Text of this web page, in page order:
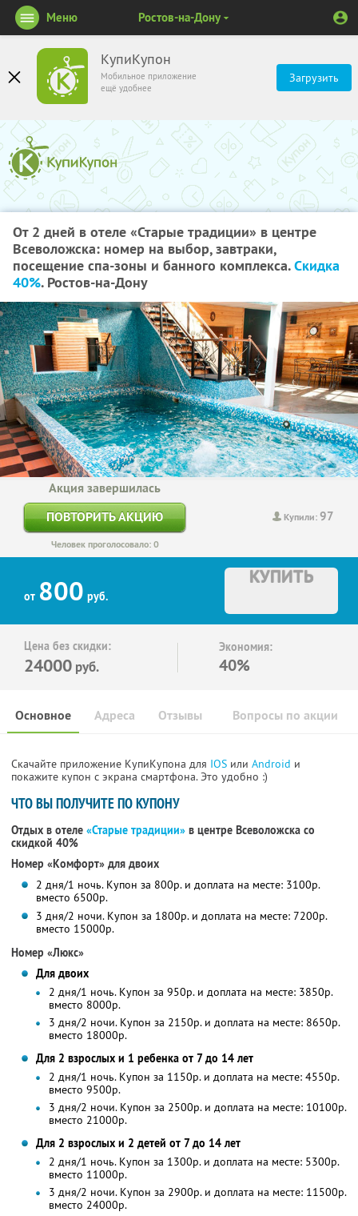
КупиКупон
Мобильное приложение
ещё удобнее
Загрузить
Меню Ростов-на-Дону
От 2 дней в отеле «Старые традиции» в центре
Всеволожска: номер на выбор, завтраки,
посещение спа-зоны и банного комплекса.Скидка
40%. Ростов-на-Дону
Купили:97
Акция завершилась
ПОВТОРИТЬ АКЦИЮ
Человек проголосовало: 0
от 800 руб.
КУПИТЬ
Цена без скидки:
24000 руб.
Экономия:
40%
Основное Отзывы Вопросы по акции
Адреса
Скачайте приложение КупиКупона для IOS или Android и
покажите купон с экрана смартфона. Это удобно :)
ЧТО ВЫ ПОЛУЧИТЕ ПО КУПОНУ
Отдых в отеле «Старые традиции» в центре Всеволожска со
скидкой 40%
Номер «Комфорт» для двоих
2 дня/1 ночь. Купон за 800р. и доплата на месте: 3100р.
вместо 6500р.
3 дня/2 ночи. Купон за 1800р. и доплата на месте: 7200р.
вместо 15000р.
Номер «Люкс»
Для двоих
2 дня/1 ночь. Купон за 950р. и доплата на месте: 3850р.
вместо 8000р.
3 дня/2 ночи. Купон за 2150р. и доплата на месте: 8650р.
вместо 18000р.
Для 2 взрослых и 1 ребенка от 7 до 14 лет
2 дня/1 ночь. Купон за 1150р. и доплата на месте: 4550р.
вместо 9500р.
3 дня/2 ночи. Купон за 2500р. и доплата на месте: 10100р.
вместо 21000р.
Для 2 взрослых и 2 детей от 7 до 14 лет
2 дня/1 ночь. Купон за 1300р. и доплата на месте: 5300р.
вместо 11000р.
3 дня/2 ночи. Купон за 2900р. и доплата на месте: 11500р.
вместо 24000р.